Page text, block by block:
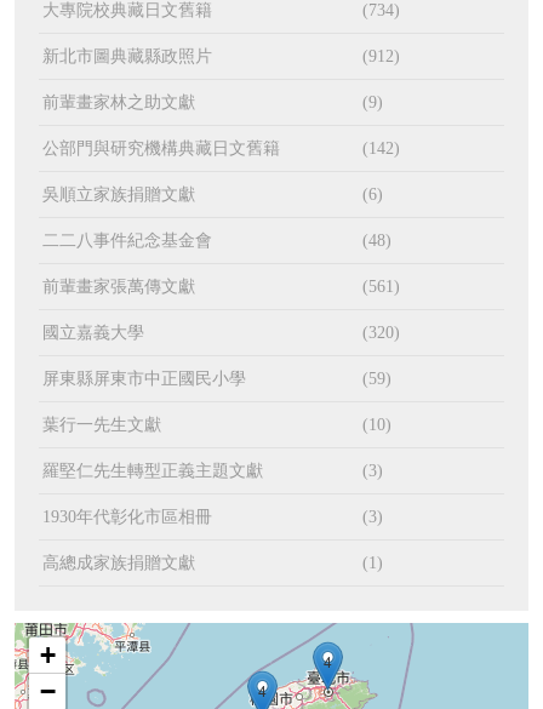
大專院校典藏日文舊籍 (734)
新北市圖典藏縣政照片 (912)
前輩畫家林之助文獻 (9)
公部門與研究機構典藏日文舊籍 (142)
吳順立家族捐贈文獻 (6)
二二八事件紀念基金會 (48)
前輩畫家張萬傳文獻 (561)
國立嘉義大學 (320)
屏東縣屏東市中正國民小學 (59)
葉行一先生文獻 (10)
羅堅仁先生轉型正義主題文獻 (3)
1930年代彰化市區相冊 (3)
高總成家族捐贈文獻 (1)
4
4
+
−